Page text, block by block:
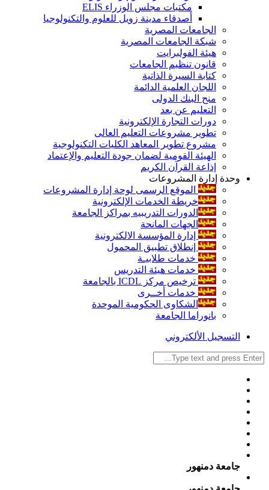
مكتبات مجلس الوزراء ELIS
أصدقاء مدينة زويل للعلوم والتكنولوجيا
الجامعات المصرية
شبكة الجامعات المصرية
هيئة الفولبرايت
قانون تنظيم الجامعات
كتابة السيرة الذاتية
اللجان العلمية الدائمة
منح البنك الدولى
التعليم عن بعد
دورات التجارة الإلكترونية
تطوير مشروعات التعليم العالى
مشروع تطوير المعاهد الكليات التكنولوجية
الهيئة القومية لضمان جودة التعليم والإعتماد
إذاعة القرآن الكريم
وحدة إدارة المشروعات
الموقع الرسمى لوحة إدارة المشروعات
خريطة الخدمات الإلكترونية
الدورات التدريبيه بمراكز الجامعة
الجهات المانحة
إدارة المؤسسة الالكترونية
إنطلاق تطبيق المحمول
خدمات طلابيـة
خدمات هيئة التدريس
ترخيص مركز ICDL بالجامعة
خدمات أخــرى
الشكاوى الحكومية الموحدة
بانوراما الجامعة
التسجيل الألكتروني
جامعة دمنهور